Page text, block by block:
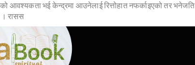
आवश्यकता भई केन्द्रमा आउनेलाई रित्तोहात नफर्काइएको तर भनेजति
। रासस